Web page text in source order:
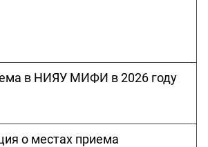
в НИЯУ МИФИ в 2026 году
о местах приема